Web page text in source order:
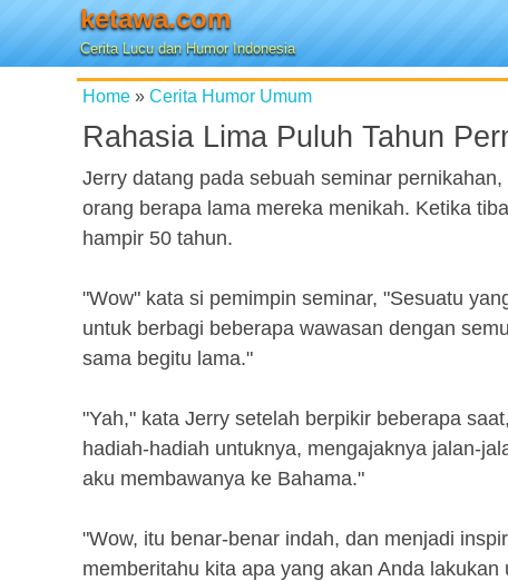
ketawa.com
Cerita Lucu dan Humor Indonesia
Home » Cerita Humor Umum
Rahasia Lima Puluh Tahun
Jerry datang pada sebuah seminar
orang berapa lama mereka menikah. Ketika
hampir 50 tahun.
"Wow" kata si pemimpin seminar, "Sesuatu
untuk berbagi beberapa wawasan dengan
sama begitu lama."
"Yah," kata Jerry setelah berpikir beberapa
hadiah-hadiah untuknya, mengajaknya jalan-
aku membawanya ke Bahama."
"Wow, itu benar-benar indah, dan menjadi
memberitahu kita apa yang akan Anda